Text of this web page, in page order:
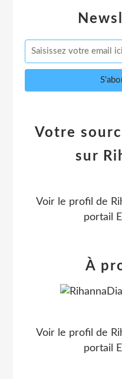
Votre
sur
Voir le profil de
portail
À
Voir le profil de
portail